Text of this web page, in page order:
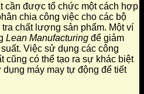
cần được tổ chức một cách hợp
chia công việc cho các bộ
chất lượng sản phẩm. Một ví
Lean Manufacturing để giảm
Việc sử dụng các công
cũng có thể tạo ra sự khác biệt
máy may tự động để tiết